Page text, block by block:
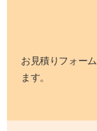
お見積りフォー
ます。